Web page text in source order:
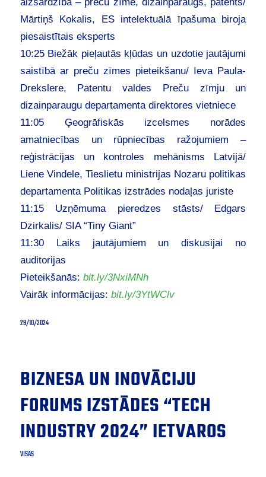
Mārtiņš Kokalis, ES intelektuālā īpašuma biroja
piesaistītais eksperts
10:25 Biežāk pieļautās kļūdas un uzdotie jautājumi
saistībā ar preču zīmes pieteikšanu/ Ieva Paula-
Drekslere, Patentu valdes Preču zīmju un
dizainparaugu departamenta direktores vietniece
11:05 Ģeogrāfiskās izcelsmes norādes
amatniecības un rūpniecības ražojumiem –
reģistrācijas un kontroles mehānisms Latvijā/
Liene Vindele, Tieslietu ministrijas Nozaru politikas
departamenta Politikas izstrādes nodaļas juriste
11:15 Uzņēmuma pieredzes stāsts/ Edgars
Dzirkalis/ SIA “Tiny Giant”
11:30 Laiks jautājumiem un diskusijai no
auditorijas
Pieteikšanās: bit.ly/3NxiMNh
Vairāk informācijas: bit.ly/3YtWClv
29/10/2024
BIZNESA UN INOVĀCIJU
FORUMS IZSTĀDES “TECH
INDUSTRY 2024” IETVAROS
VISAS